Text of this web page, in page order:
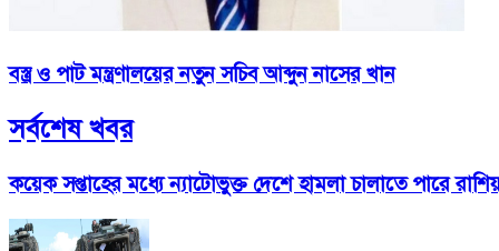
বস্ত্র ও পাট মন্ত্রণালয়ের নতুন সচিব আব্দুন নাসের খান
সর্বশেষ খবর
কয়েক সপ্তাহের মধ্যে ন্যাটোভুক্ত দেশে হামলা চালাতে পারে